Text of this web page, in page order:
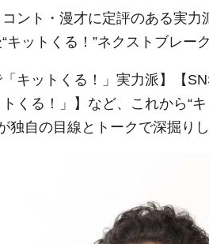
ント・漫才に定評のある実
キットくる！”ネクストブレー
「キットくる！」実力派】【
くる！」】など、これから“
独自の目線とトークで深掘りし